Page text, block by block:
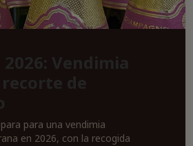
Vendimia
de
para una vendimia
en 2026, con la recogida